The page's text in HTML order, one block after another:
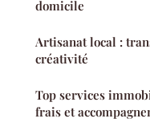
domicile
Artisanat local :
créativité
Top services
frais et